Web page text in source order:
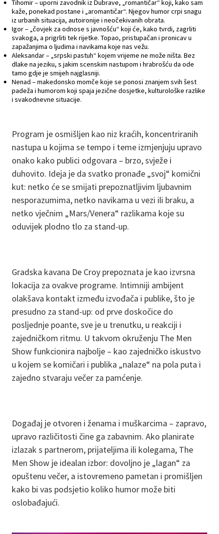
Tihomir – uporni zavodnik iz Dubrave, „romantičar“ koji, kako sam
kaže, ponekad postane i „aromantičar“. Njegov humor crpi snagu
iz urbanih situacija, autoironije i neočekivanih obrata.
Igor – „čovjek za odnose s javnošću“ koji će, kako tvrdi, zagrliti
svakoga, a prigrliti tek rijetke. Topao, pristupačan i pronicav u
zapažanjima o ljudima i navikama koje nas vežu.
Aleksandar – „srpski pastuh“ kojem vrijeme ne može ništa. Bez
dlake na jeziku, s jakim scenskim nastupom i hrabrošću da ode
tamo gdje je smijeh najglasniji.
Nenad – makedonsko momče koje se ponosi znanjem svih šest
padeža i humorom koji spaja jezične dosjetke, kulturološke razlike
i svakodnevne situacije.
Program je osmišljen kao niz kraćih, koncentriranih
nastupa u kojima se tempo i teme izmjenjuju upravo
onako kako publici odgovara – brzo, svježe i
duhovito. Ideja je da svatko pronađe „svoj“ komični
kut: netko će se smijati prepoznatljivim ljubavnim
nesporazumima, netko navikama u vezi ili braku, a
netko vječnim „Mars/Venera“ razlikama koje su
oduvijek plodno tlo za stand-up.
Gradska kavana De Croy prepoznata je kao izvrsna
lokacija za ovakve programe. Intimniji ambijent
olakšava kontakt između izvođača i publike, što je
presudno za stand-up: od prve doskočice do
posljednje poante, sve je u trenutku, u reakciji i
zajedničkom ritmu. U takvom okruženju The Men
Show funkcionira najbolje – kao zajedničko iskustvo
u kojem se komičari i publika „nalaze“ na pola puta i
zajedno stvaraju večer za pamćenje.
Događaj je otvoren i ženama i muškarcima – zapravo,
upravo različitosti čine ga zabavnim. Ako planirate
izlazak s partnerom, prijateljima ili kolegama, The
Men Show je idealan izbor: dovoljno je „lagan“ za
opuštenu večer, a istovremeno pametan i promišljen
kako bi vas podsjetio koliko humor može biti
oslobađajući.